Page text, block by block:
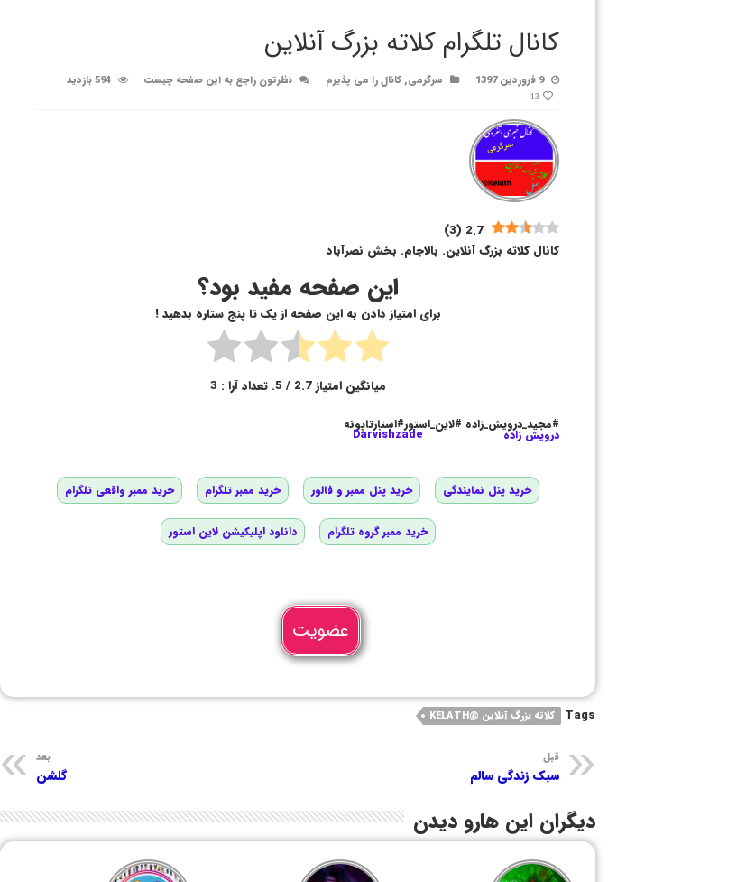
کانال تلگرام کلاته بزرگ آنلاین
9 فروردین 1397 سرگرمی,کانال را می پذیرم نظرتون راجع به این صفحه چیست 594 بازدید
13
2.7
(
3
)
کانال کلاته بزرگ آنلاین. بالاجام. بخش نصرآباد
این صفحه مفید بود؟
برای امتیاز دادن به این صفحه از یک تا پنج ستاره بدهید !
میانگین امتیاز2.7 / 5. تعداد آرا : 3
#مجید_درویش_زاده #لاین_استور#استارتاپونه
درویش زاده Darvishzade
خرید پنل نمایندگی خرید پنل ممبر و فالور خرید ممبر تلگرام خرید ممبر واقعی تلگرام
خرید ممبر گروه تلگرام دانلود اپلیکیشن لاین استور
عضویت
Tags کلاته بزرگ آنلاین @KELATH
قبل
سبک زندگی سالم
بعد
گلشن
دیگران این هارو دیدن